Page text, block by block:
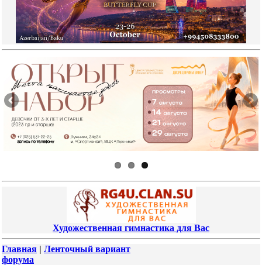
Художественная гимнастика для Вас
Главная | Ленточный вариант
форума